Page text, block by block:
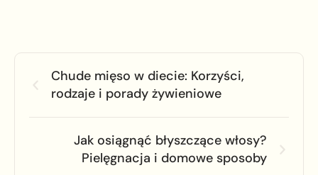
Chude mięso w diecie: Korzyści,
rodzaje i porady żywieniowe
Jak osiągnąć błyszczące włosy?
Pielęgnacja i domowe sposoby